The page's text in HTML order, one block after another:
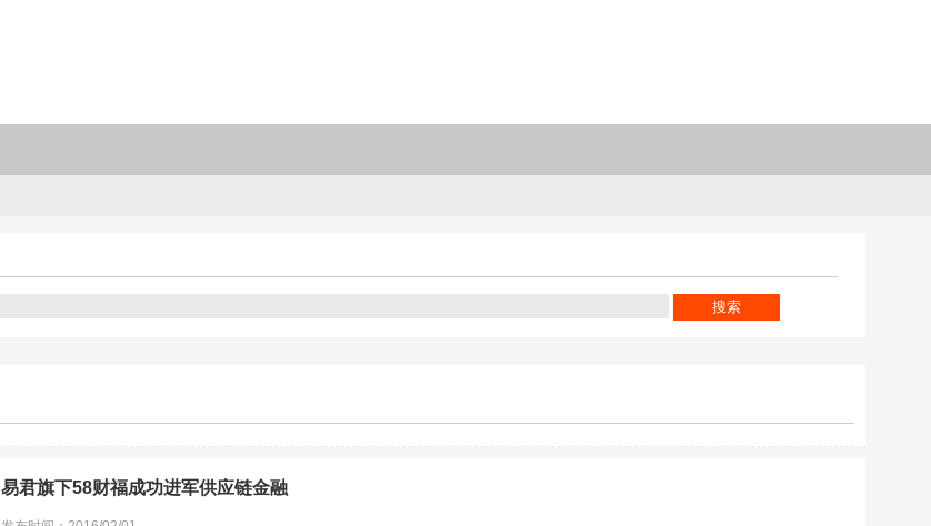
易君旗下58财福成功进军供应链金融